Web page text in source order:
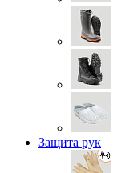
Защита рук